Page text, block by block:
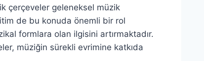
çerçeveler geleneksel müzik
de bu konuda önemli bir rol
formlara olan ilgisini artırmaktadır.
müziğin sürekli evrimine katkıda